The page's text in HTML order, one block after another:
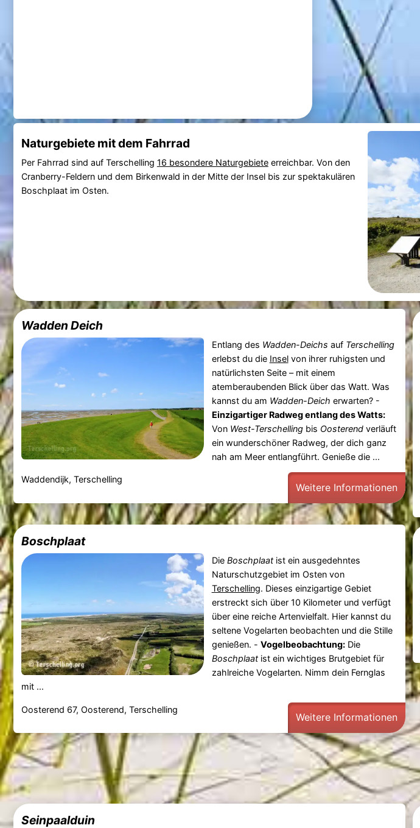
Naturgebiete mit dem Fahrrad
Per Fahrrad sind auf Terschelling 16 besondere Naturgebieteerreichbar. Von den
Cranberry-Feldern und dem Birkenwald in der Mitte der Insel bis zur spektakulären
Boschplaat im Osten.
Wadden Deich
Entlang des Wadden-Deichs auf Terschelling
erlebst du die Inselvon ihrer ruhigsten und
natürlichsten Seite – mit einem
atemberaubenden Blick über das Watt. Was
kannst du am Wadden-Deich erwarten? -
Einzigartiger Radweg entlang des Watts:
Von West-Terschellingbis Oosterendverläuft
ein wunderschöner Radweg, der dich ganz
nah am Meer entlangführt. Genieße die ...
Waddendijk, Terschelling
Weitere Informationen
Boschplaat
Die Boschplaatist ein ausgedehntes
Naturschutzgebiet im Osten von
Terschelling. Dieses einzigartige Gebiet
erstreckt sich über 10 Kilometer und verfügt
über eine reiche Artenvielfalt. Hier kannst du
seltene Vogelarten beobachten und die Stille
genießen. - Vogelbeobachtung:Die
Boschplaatist ein wichtiges Brutgebiet für
zahlreiche Vogelarten. Nimm dein Fernglas
mit ...
Oosterend 67, Oosterend, Terschelling
Weitere Informationen
Seinpaalduin